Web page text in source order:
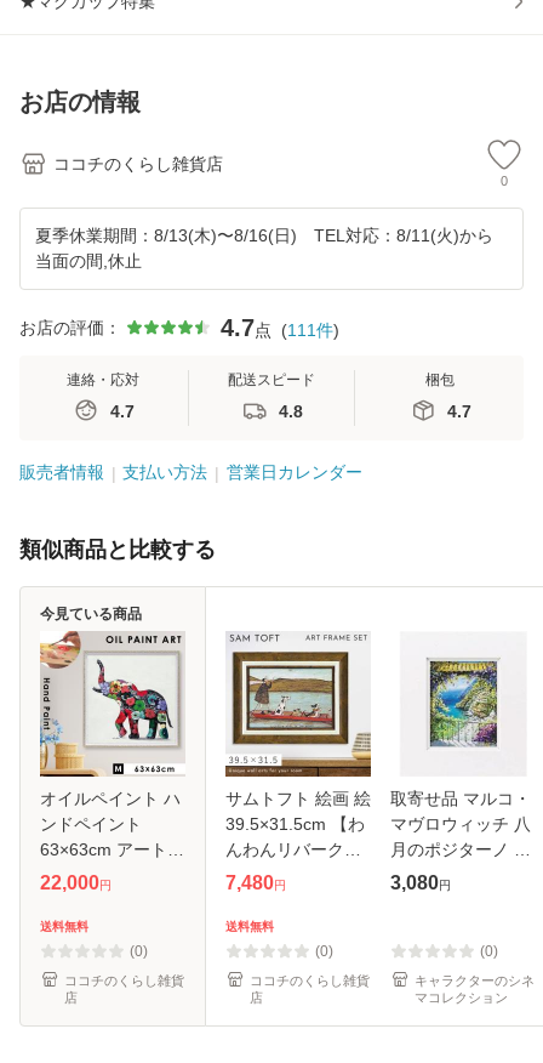
お店の情報
ココチのくらし雑貨店
0
夏季休業期間：8/13(木)〜8/16(日) TEL対応：8/11(火)から
当面の間,休止
お店の評価： 4.7点 (111件)
連絡・応対
4.7
配送スピード
4.8
梱包
4.7
販売者情報 支払い方法 営業日カレンダー
類似商品と比較する
オイルペイント ハ
ンドペイント
63×63cm アート
ゾウ モダンアート
オイルペイント フ
ラワーエレファン
ト
22,000円
送料無料
(0)
ココチのくらし雑貨
店
今見ている商品
サムトフト 絵画 絵
39.5×31.5cm 【わ
んわんリバークル
ーズ】 アートパネ
壁掛け おしゃれ 犬
アートボード イン
テリ
7,480円
送料無料
(0)
ココチのくらし雑貨
店
取寄せ品 マルコ・
マヴロウィッチ 八
月のポジターノ S
サイズ 額付きポス
3,080円
(0)
キャラクターのシネ
マコレクション